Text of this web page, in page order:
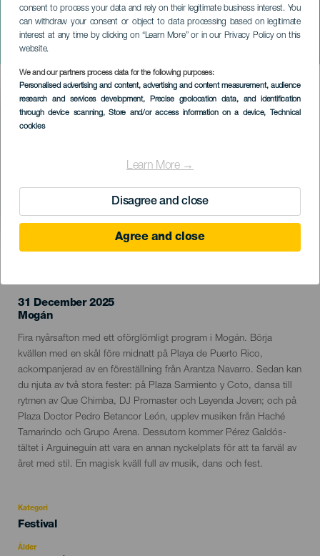
consent to process your data and rely on their legitimate business interest. You
can withdraw your consent or object to data processing based on legitimate
interest at any time by clicking on “Learn More” or in our Privacy Policy on this
website.
We and our partners process data for the following purposes:
Personalised advertising and content, advertising and content measurement, audience
research and services development, Precise geolocation data, and identification
through device scanning, Store and/or access information on a device, Technical
cookies
Learn More →
Disagree and close
Agree and close
Skål för det nya året på
stranden.
GRAN CANARIA
Imagen
Listado
31 December 2025
Localidad
Mogán
Descripción
del
evento
Fira nyårsafton med ett oförglömligt program i Mogán. Börja
kvällen med en skål före midnatt på Playa de Puerto Rico,
ackompanjerad av en föreställning från Arantza Navarro. Sedan kan
du njuta av två stora fester: på Plaza Sarmiento y Coto, dansa till
rytmen av Que Chimba, DJ Promaster och Leyenda Joven; och på
Plaza Doctor Pedro Betancor León, upplev musiken från Haché
Tamarindo och Grupo Arena. Dessutom kommer Pérez Galdós-
tältet i Arguineguín att vara en annan nyckelplats för att ta farväl av
året med stil. En magisk kväll full av musik, dans och fest.
Kategori
Categoría
evento
Festival
Ålder